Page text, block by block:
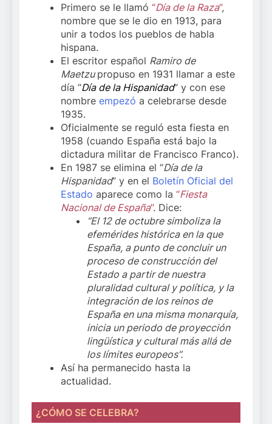
Primero se le llamó “Día de la Raza”,
nombre que se le dio en 1913, para
unir a todos los pueblos de habla
hispana.
El escritor español Ramiro de
Maetzu propuso en 1931 llamar a este
día “Día de la Hispanidad” y con ese
nombre empezó a celebrarse desde
1935.
Oficialmente se reguló esta fiesta en
1958 (cuando España está bajo la
dictadura militar de Francisco Franco).
En 1987 se elimina el “Día de la
Hispanidad” y en el Boletín Oficial del
Estado aparece como la “Fiesta
Nacional de España”. Dice:
“El 12 de octubre simboliza la
efemérides histórica en la que
España, a punto de concluir un
proceso de construcción del
Estado a partir de nuestra
pluralidad cultural y política, y la
integración de los reinos de
España en una misma monarquía,
inicia un periodo de proyección
lingüística y cultural más allá de
los límites europeos”.
Así ha permanecido hasta la
actualidad.
¿CÓMO SE CELEBRA?